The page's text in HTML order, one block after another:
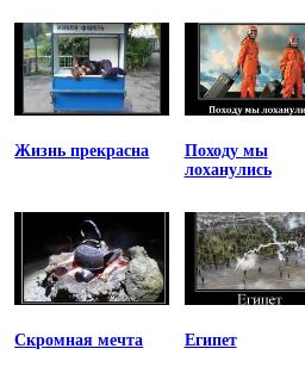
Жизнь прекрасна
Походу мы
лоханулись
Скромная мечта Египет